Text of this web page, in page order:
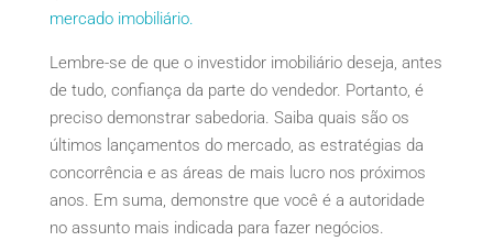
mercado imobiliário.
Lembre-se de que o investidor imobiliário deseja, antes
de tudo, confiança da parte do vendedor. Portanto, é
preciso demonstrar sabedoria. Saiba quais são os
últimos lançamentos do mercado, as estratégias da
concorrência e as áreas de mais lucro nos próximos
anos. Em suma, demonstre que você é a autoridade
no assunto mais indicada para fazer negócios.